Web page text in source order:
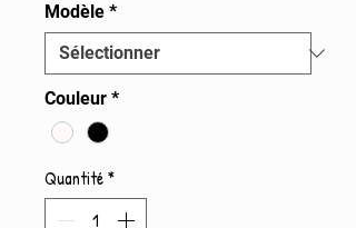
Modèle *
Couleur *
Quantité*